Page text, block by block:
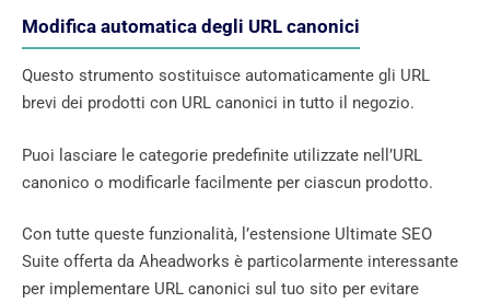
Modifica automatica degli URL canonici
Questo strumento sostituisce automaticamente gli URL
brevi dei prodotti con URL canonici in tutto il negozio.
Puoi lasciare le categorie predefinite utilizzate nell’URL
canonico o modificarle facilmente per ciascun prodotto.
Con tutte queste funzionalità, l’estensione Ultimate SEO
Suite offerta da Aheadworks è particolarmente interessante
per implementare URL canonici sul tuo sito per evitare